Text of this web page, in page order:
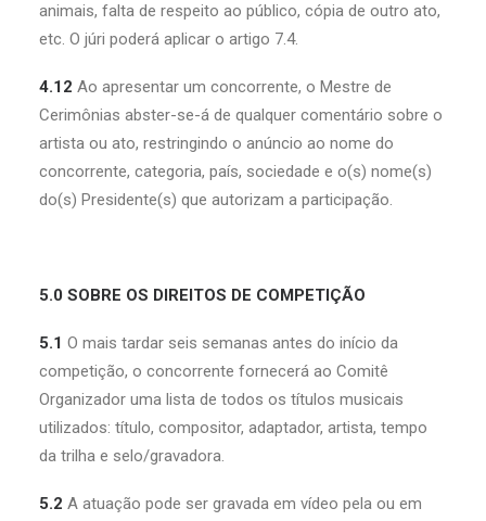
animais, falta de respeito ao público, cópia de outro ato,
etc. O júri poderá aplicar o artigo 7.4.
4.12 Ao apresentar um concorrente, o Mestre de
Cerimônias abster-se-á de qualquer comentário sobre o
artista ou ato, restringindo o anúncio ao nome do
concorrente, categoria, país, sociedade e o(s) nome(s)
do(s) Presidente(s) que autorizam a participação.
5.0 SOBRE OS DIREITOS DE COMPETIÇÃO
5.1 O mais tardar seis semanas antes do início da
competição, o concorrente fornecerá ao Comitê
Organizador uma lista de todos os títulos musicais
utilizados: título, compositor, adaptador, artista, tempo
da trilha e selo/gravadora.
5.2 A atuação pode ser gravada em vídeo pela ou em